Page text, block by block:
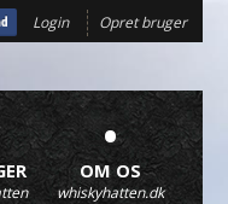
Login Opret bruger
•
OM OS
whiskyhatten.dk